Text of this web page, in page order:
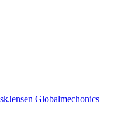
Jensen Globalmechonics